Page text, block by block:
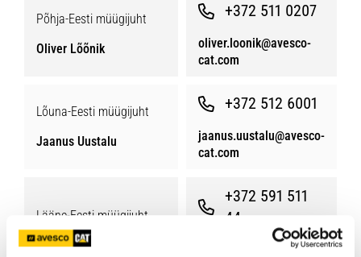
Põhja-Eesti müügijuht
Oliver Lõõnik
+372 511 0207
oliver.loonik@avesco-
cat.com
Lõuna-Eesti müügijuht
Jaanus Uustalu
+372 512 6001
jaanus.uustalu@avesco-
cat.com
Lääne-Eesti müügijuht
Riki-Taavi Heinsaar
+372 591 511
44
riki.heinsaar@avesco-